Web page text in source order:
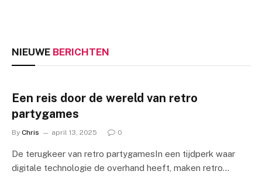
NIEUWE BERICHTEN
Een reis door de wereld van retro
partygames
By Chris april 13, 2025 0
De terugkeer van retro partygamesIn een tijdperk waar
digitale technologie de overhand heeft, maken retro…